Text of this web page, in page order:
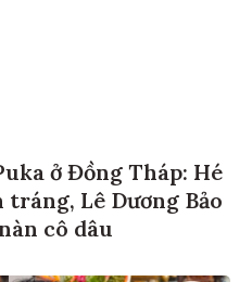
ở Đồng Tháp: Hé
Lê Dương Bảo
cô dâu